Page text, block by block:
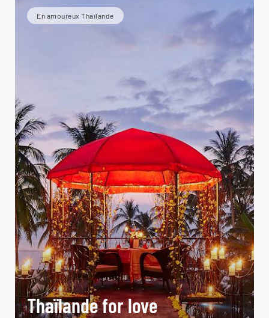
En amoureux Thaïlande
Thaïlande for love